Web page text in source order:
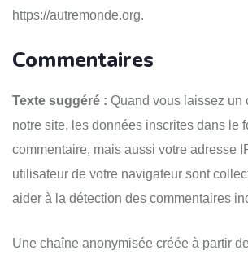
https://autremonde.org.
Commentaires
Texte suggéré : Quand vous laissez un
notre site, les données inscrites dans le
commentaire, mais aussi votre adresse
utilisateur de votre navigateur sont
aider à la détection des commentaires
Une chaîne anonymisée créée à partir